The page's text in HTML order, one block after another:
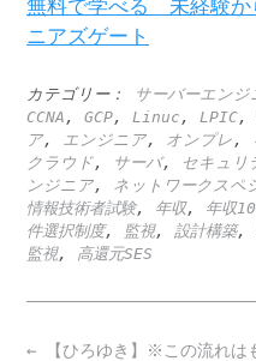
無料で学べる 未経験
ニアズゲート
カテゴリー： サーバーエンジ
CCNA , GCP, Linuc , LPIC,
ア, エンジニア, オンプレ ,
クラウド, サーバ, セキュリ
ンジニア, ネットワークスペ
情報技術者試験, 年収, 年収
件選択制度, 監視, 設計構築,
監視, 高還元SES
Post
← 【ひろゆき】※この流れは